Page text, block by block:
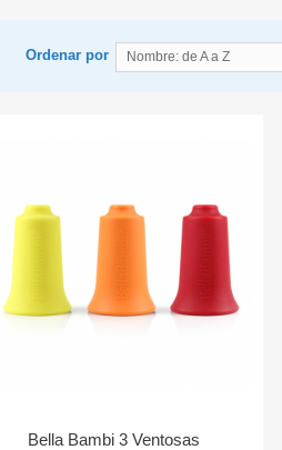
Ordenar por Nombre: de A a Z
Bella Bambi 3 Ventosas